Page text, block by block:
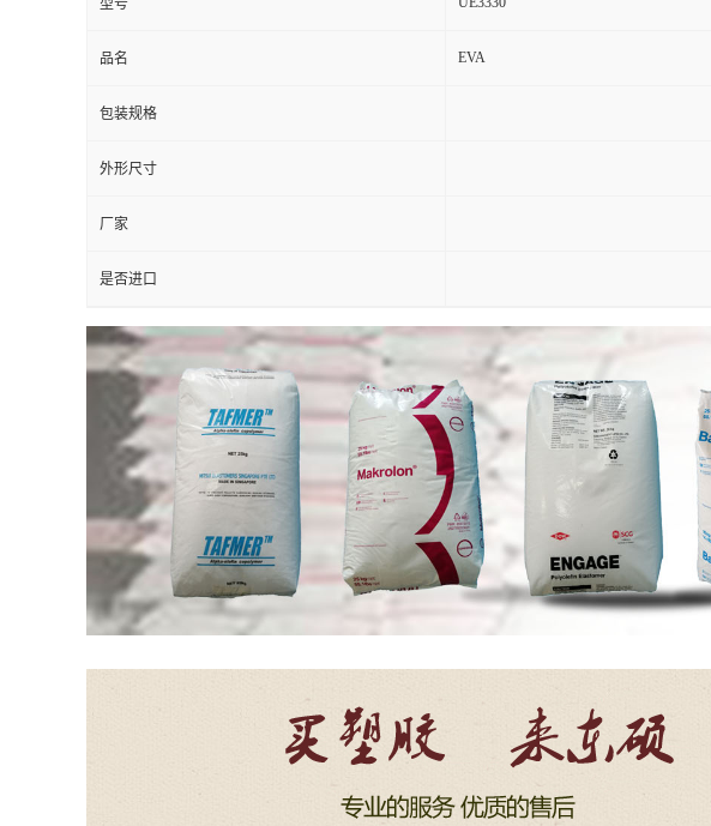
型号
品名 EVA
包装规格
外形尺寸
厂家
是否进口